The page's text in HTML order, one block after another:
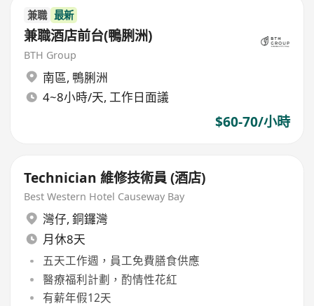
兼職 最新
兼職酒店前台(鴨脷洲)
BTH Group
南區, 鴨脷洲
4~8小時/天, 工作日面議
$60-70/小時
Technician 維修技術員 (酒店)
Best Western Hotel Causeway Bay
灣仔, 銅鑼灣
月休8天
五天工作週，員工免費膳食供應
醫療福利計劃，酌情性花紅
有薪年假12天